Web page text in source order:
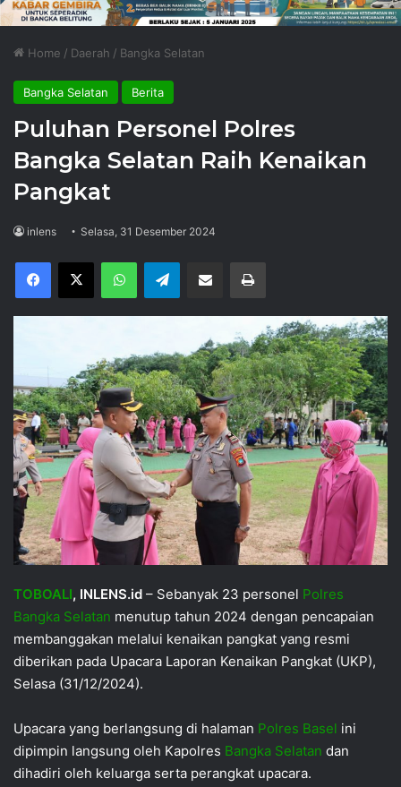
Home / Daerah / Bangka Selatan
Bangka Selatan Berita
Puluhan Personel Polres
Bangka Selatan Raih Kenaikan
Pangkat
inlens Selasa, 31 Desember 2024
Facebook
X WhatsAppTelegram Share via Email Print
TOBOALI, INLENS.id – Sebanyak 23 personel Polres
Bangka Selatan menutup tahun 2024 dengan pencapaian
membanggakan melalui kenaikan pangkat yang resmi
diberikan pada Upacara Laporan Kenaikan Pangkat (UKP),
Selasa (31/12/2024).
Upacara yang berlangsung di halaman Polres Basel ini
dipimpin langsung oleh Kapolres Bangka Selatan dan
dihadiri oleh keluarga serta perangkat upacara.